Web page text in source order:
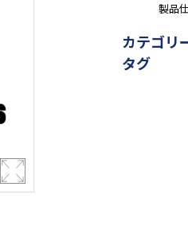
製品
カテゴリ
タグ